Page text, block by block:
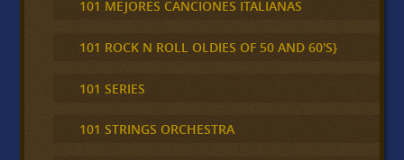
101 MEJORES CANCIONES ITALIANAS
101 ROCK N ROLL OLDIES OF 50 AND 60'S}
101 SERIES
101 STRINGS ORCHESTRA